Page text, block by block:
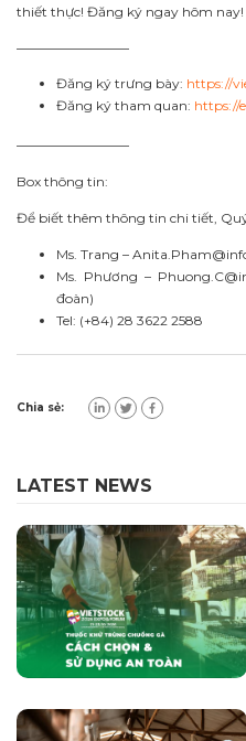
thiết thực! Đăng ký ngay hôm nay!
————————–
Đăng ký trưng bày: https://
Đăng ký tham quan: https://
————————–
Box thông tin:
Để biết thêm thông tin chi tiết,
Ms. Trang –
Ms. Phương –
đoàn)
Tel: (+84) 28 3622 2588
Chia sẻ:
LATEST NEWS